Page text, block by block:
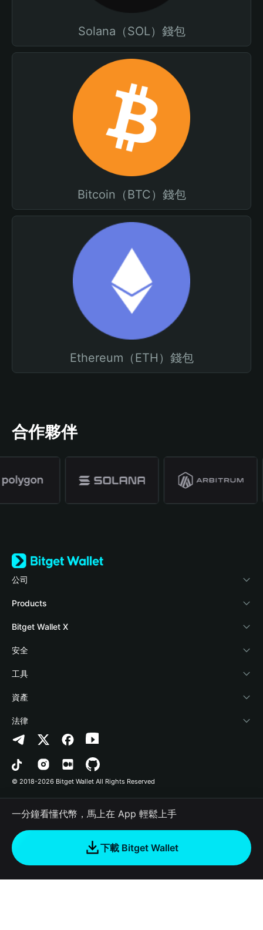
Solana（SOL）錢包
Bitcoin（BTC）錢包
Ethereum（ETH）錢包
合作夥伴
公司
關於 Bitget Wallet
部落格
學院
加密資訊
幫助中心
‌聯繫我們
品牌資源
工作機會
Products
Crypto Card
Stablecoin Earn
Payfi Crypto
Crypto Swap API
Altcoin Season Index
Prediction Markets
DApp
RWA
如何購買加密貨幣
Bitget Wallet X
開發者文件
連接錢包
Bitget Wallet Pay
合作上架
安全
風險保障基金
安全防護技術
工具
快捷買幣
授權檢測
合約檢測
批次轉帳
資產
Arbitrum
Avalanche
Bitcoin
Polygon
法律
隱私協議
用戶使用協議
© 2018-2026 Bitget Wallet All Rights Reserved
一分鐘看懂代幣，馬上在 App 輕鬆上手
下載 Bitget Wallet